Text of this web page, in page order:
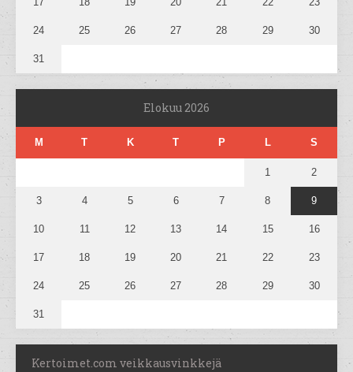
24 25 26 27 28 29 30
31
Elokuu 2026
M T K T P L S
1 2
3 4 5 6 7 8 9
10 11 12 13 14 15 16
17 18 19 20 21 22 23
24 25 26 27 28 29 30
31
Kertoimet.com veikkausvinkkejä